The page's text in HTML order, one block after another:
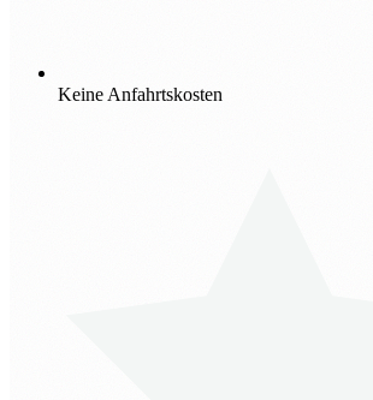
Keine Anfahrtskosten